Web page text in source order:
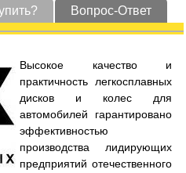
Вопрос-Ответ
Высокое качество и
практичность легкосплавных
дисков и колес для
автомобилей гарантировано
эффективностью
производства лидирующих
предприятий отечественного